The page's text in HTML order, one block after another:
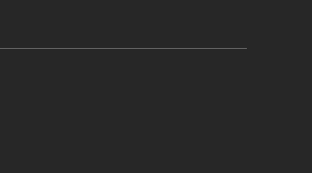
terá que lidar com os interesses dos
leis e as negociará com os